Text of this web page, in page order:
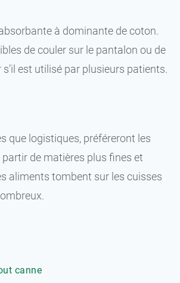
à dominante de coton.
de couler sur le pantalon ou de
est utilisé par plusieurs patients.
que logistiques, préféreront les
de matières plus fines et
aliments tombent sur les cuisses
canne